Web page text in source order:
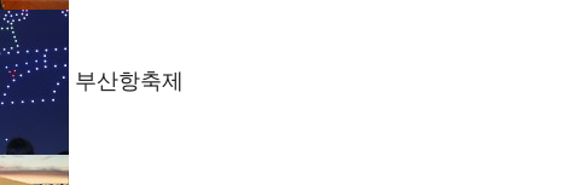
부산항축제